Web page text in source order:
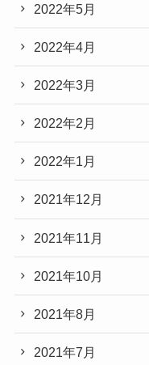
2022年5月
2022年4月
2022年3月
2022年2月
2022年1月
2021年12月
2021年11月
2021年10月
2021年8月
2021年7月